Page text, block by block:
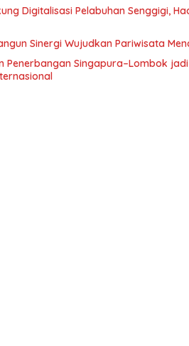
Digitalisasi Pelabuhan Senggigi,
Sinergi Wujudkan Pariwisata
Penerbangan Singapura–Lombok